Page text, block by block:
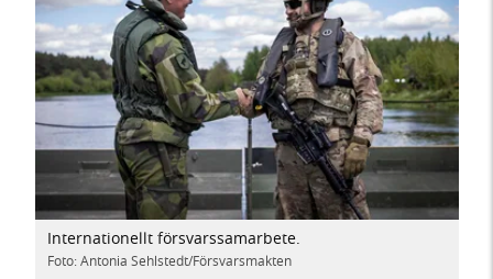
Internationellt försvarssamarbete.
Foto: Antonia Sehlstedt/Försvarsmakten